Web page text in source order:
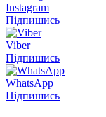
Instagram
Підпишись
Viber
Підпишись
WhatsApp
Підпишись